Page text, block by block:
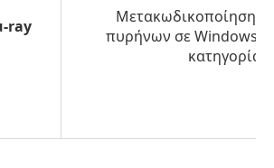
ray
Μετακωδικοποίηση
πυρήνων σε Windows/
κατηγορίας